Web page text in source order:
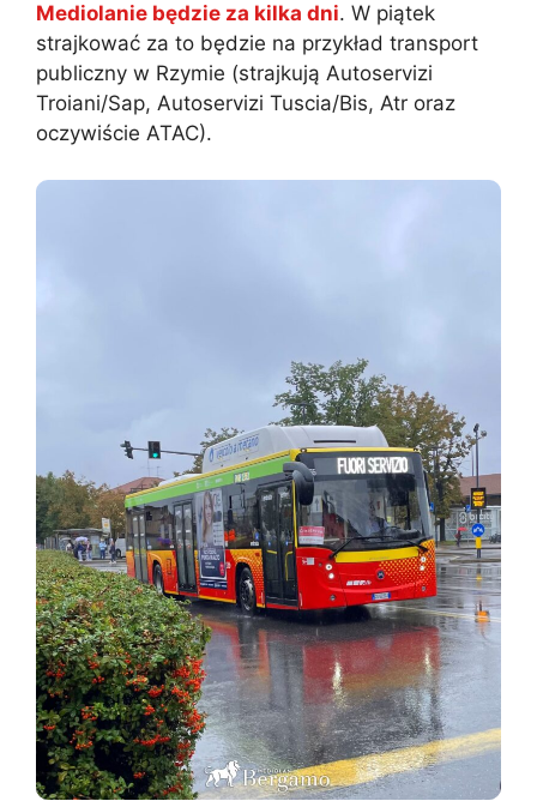
Mediolanie będzie za kilka dni. W piątek
strajkować za to będzie na przykład transport
publiczny w Rzymie (strajkują Autoservizi
Troiani/Sap, Autoservizi Tuscia/Bis, Atr oraz
oczywiście ATAC).